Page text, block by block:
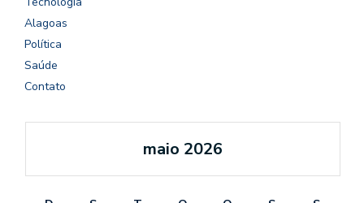
Alagoas
Política
Saúde
Contato
maio 2026